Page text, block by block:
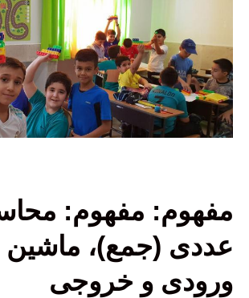
مفهوم: مفهوم:
عددی (جمع)، ماشین
ورودی و خروجی